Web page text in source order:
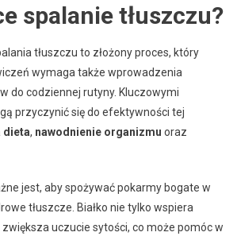
spalanie tłuszczu?
tłuszczu to złożony proces, który
wymaga także wprowadzenia
do codziennej rutyny. Kluczowymi
przyczynić się do efektywności tej
dieta, nawodnienie organizmu oraz
jest, aby spożywać pokarmy bogate w
tłuszcze. Białko nie tylko wspiera
uczucie sytości, co może pomóc w